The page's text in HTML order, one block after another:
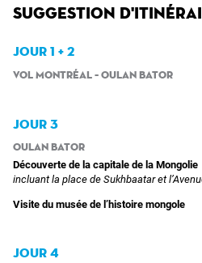
Suggestion
JOUR 1 + 2
Vol Montréal – Oulan Bator
JOUR 3
Oulan Bator
Découverte de la capitale de la Mongolie
incluant la place de Sukhbaatar et
Visite du musée de l’histoire mongole
JOUR 4